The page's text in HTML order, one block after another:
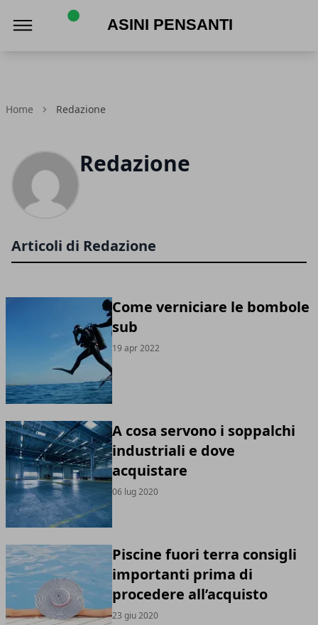
Home Redazione
Redazione
Articoli di Redazione
Come verniciare le bombole
sub
19 apr 2022
A cosa servono i soppalchi
industriali e dove
acquistare
06 lug 2020
Piscine fuori terra consigli
importanti prima di
procedere all’acquisto
23 giu 2020